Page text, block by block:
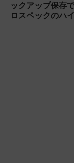
ックアップ保存
ロスペックのハ